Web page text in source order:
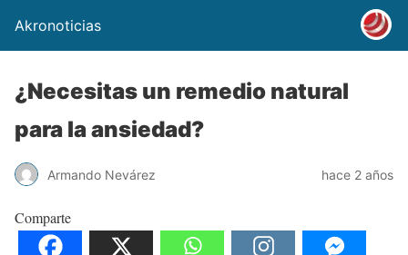
Akronoticias
¿Necesitas un remedio natural
para la ansiedad?
Armando Nevárez hace 2 años
Comparte